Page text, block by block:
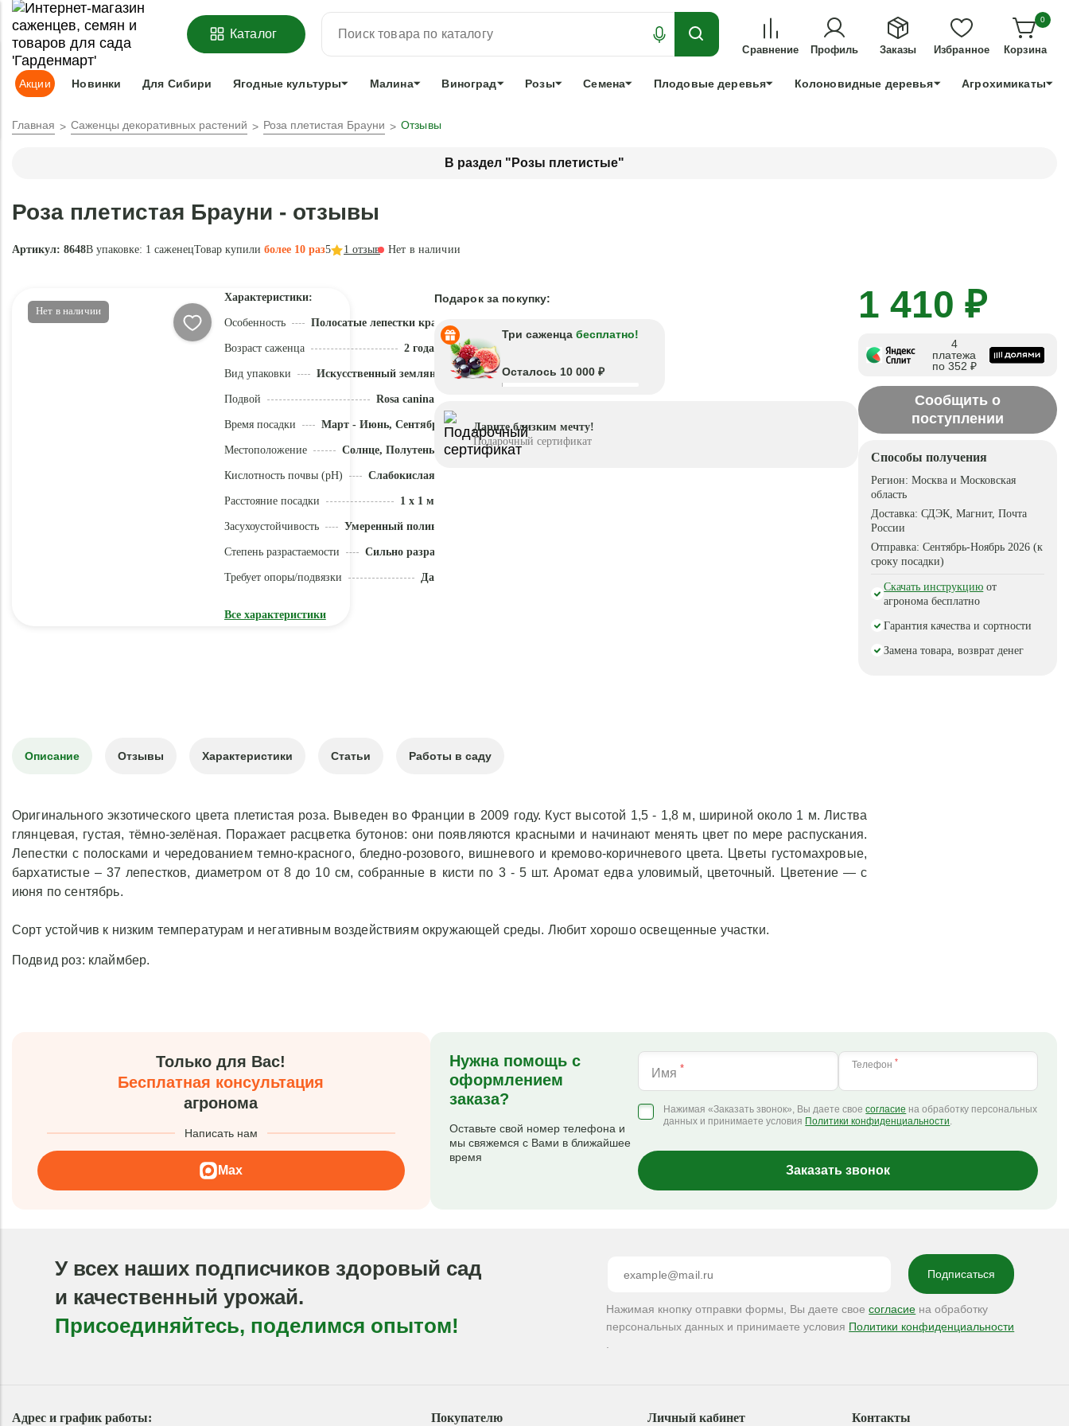
ОФОРМИТЬПРЕДЗАКАЗ =ЗАБРОНИРОВАТЬЛУЧШЕЕ ДЛЯ ТЕХ, КТО УСПЕЕТ!
Адрес доставки:Москва Доставка и оплата Гарантии +7 991 898 83 30
Каталог
Сравнение Профиль Заказы Избранное
0
Корзина
Акции Новинки Для Сибири Ягодные культуры Малина Виноград Розы Семена Плодовые деревья Колоновидные деревья Агрохимикаты
Главная Саженцы декоративных растений Роза плетистая Брауни Отзывы
В раздел "Розы плетистые"
Роза плетистая Брауни - отзывы
Артикул: 8648В упаковке: 1 саженецТовар купили более 10 раз5 1 отзыв Нет в наличии
Нет в наличии
Характеристики:
Особенность Полосатые лепестки красного и бледно-розового цвета!
Возраст саженца 2 года
Вид упаковки Искусственный земляной ком
Подвой Rosa canina
Время посадки Март - Июнь, Сентябрь - Ноябрь
Местоположение Солнце, Полутень
Кислотность почвы (pH) Слабокислая (5,1 - 5,5)
Расстояние посадки 1 x 1 м
Засухоустойчивость Умеренный полив
Степень разрастаемости Сильно разрастается
Требует опоры/подвязки Да
Все характеристики
Подарок за покупку:
Три саженца бесплатно!
Осталось 10 000 ₽
Дарите близким мечту!
Подарочный сертификат
1 410 ₽
4
платежа
по 352 ₽
Сообщить о
поступлении
Способы получения
Регион:Москва и Московская
область
Доставка:СДЭК, Магнит, Почта
России
Отправка:Сентябрь-Ноябрь 2026 (к
сроку посадки)
Скачать инструкцию от
агронома бесплатно
Гарантия качества и сортности
Замена товара, возврат денег
Описание Отзывы Характеристики Статьи Работы в саду
Оригинального экзотического цвета плетистая роза. Выведен во Франции в 2009 году. Куст высотой 1,5 - 1,8 м, шириной около 1 м. Листва
глянцевая, густая, тёмно-зелёная. Поражает расцветка бутонов: они появляются красными и начинают менять цвет по мере распускания.
Лепестки с полосками и чередованием темно-красного, бледно-розового, вишневого и кремово-коричневого цвета. Цветы густомахровые,
бархатистые – 37 лепестков, диаметром от 8 до 10 см, собранные в кисти по 3 - 5 шт. Аромат едва уловимый, цветочный. Цветение — с
июня по сентябрь.
Сорт устойчив к низким температурам и негативным воздействиям окружающей среды. Любит хорошо освещенные участки.
Подвид роз: клаймбер.
Только для Вас!
Бесплатная консультация
агронома
Написать нам
Max
Нужна помощь с
оформлением
заказа?
Оставьте свой номер телефона и
мы свяжемся с Вами в ближайшее
время
Имя * Телефон *
Нажимая «Заказать звонок», Вы даете своесогласие на обработку персональных
данных и принимаете условия Политики конфиденциальности.
Заказать звонок
У всех наших подписчиков здоровый сад
и качественный урожай.
Присоединяйтесь, поделимся опытом!
Нажимая кнопку отправки формы, Вы даете своесогласие на обработку
персональных данных и принимаете условия Политики конфиденциальности
Адрес и график работы: Покупателю Личный кабинет Контакты